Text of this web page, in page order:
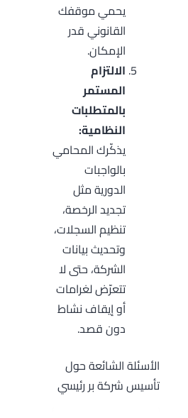
يحمي موقفك
القانوني قدر
الإمكان.
الالتزام
المستمر
بالمتطلبات
النظامية:
يذكّرك المحامي
بالواجبات
الدورية مثل
تجديد الرخصة،
تنظيم السجلات،
وتحديث بيانات
الشركة، حتى لا
تتعرّض لغرامات
أو إيقاف نشاط
دون قصد.
الأسئلة الشائعة حول
تأسيس شركة بر رئيسي